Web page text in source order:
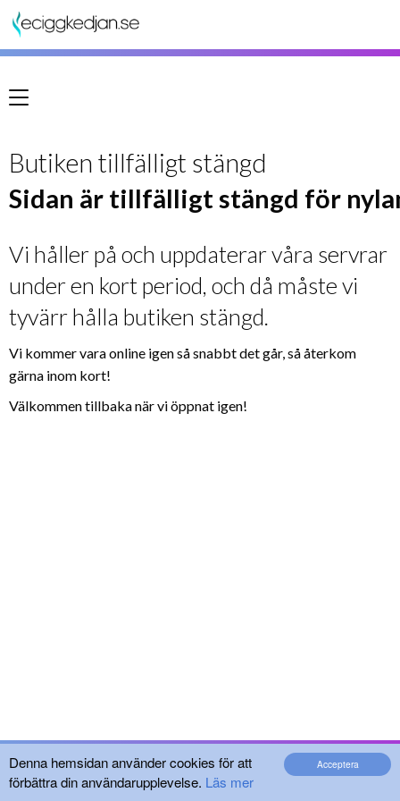
Acceptera
Denna hemsidan använder cookies för att
förbättra din användarupplevelse. Läs mer
Meny
Butiken tillfälligt stängd
Sidan är tillfälligt stängd för
Vi håller på och uppdaterar våra servrar
under en kort period, och då måste vi
tyvärr hålla butiken stängd.
Vi kommer vara online igen så snabbt det går, så återkom
gärna inom kort!
Välkommen tillbaka när vi öppnat igen!